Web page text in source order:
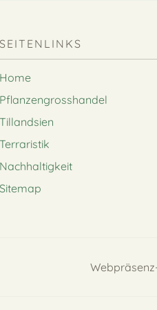
SEITENLINKS
Home
Pflanzengrosshandel
Tillandsien
Terraristik
Nachhaltigkeit
Sitemap